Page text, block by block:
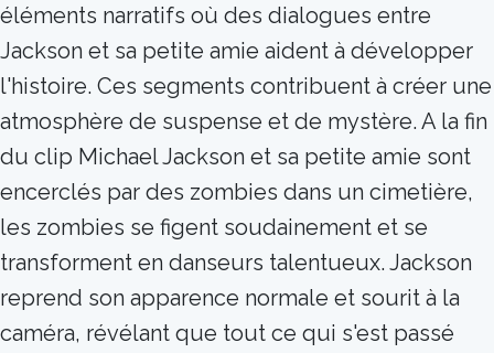
éléments narratifs où des dialogues entre
Jackson et sa petite amie aident à développer
l'histoire. Ces segments contribuent à créer une
atmosphère de suspense et de mystère. A la fin
du clip Michael Jackson et sa petite amie sont
encerclés par des zombies dans un cimetière,
les zombies se figent soudainement et se
transforment en danseurs talentueux. Jackson
reprend son apparence normale et sourit à la
caméra, révélant que tout ce qui s'est passé